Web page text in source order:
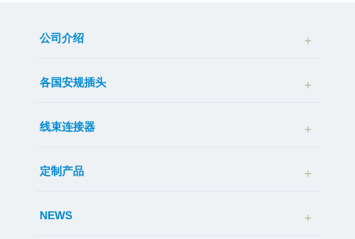
公司介绍
各国安规插头
线束连接器
定制产品
NEWS